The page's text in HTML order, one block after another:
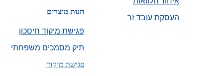
העסקת עובד זר
חנות מוצרים
פגישת מיקוד חיסכון
תיק מסמכים משפחתי
פגישת מיקוד